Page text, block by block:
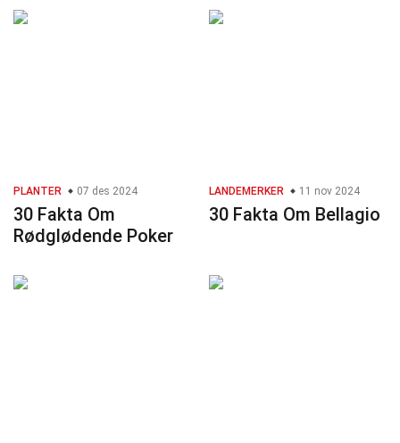
PLANTER 07 des 2024
30 Fakta Om
Rødglødende Poker
LANDEMERKER 11 nov 2024
30 Fakta Om Bellagio